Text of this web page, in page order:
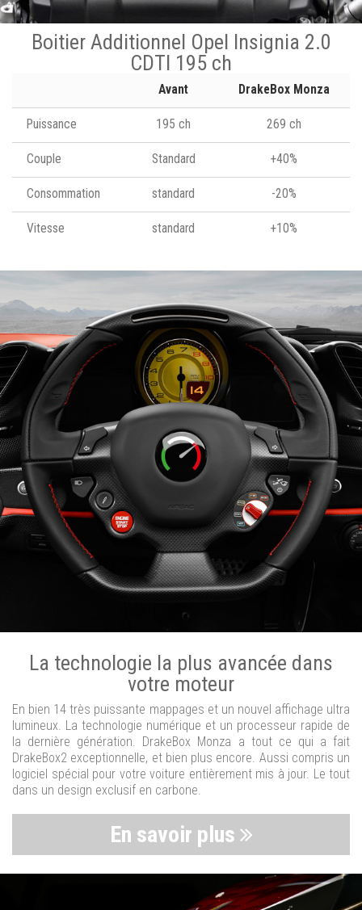
Boitier Additionnel Opel Insignia 2.0
CDTI 195 ch
Avant DrakeBox Monza
Puissance 195 ch 269 ch
Couple Standard +40%
Consommation standard -20%
Vitesse standard +10%
La technologie la plus avancée dans
votre moteur
En bien 14 très puissante mappages et un nouvel affichage ultra
lumineux. La technologie numérique et un processeur rapide de
la dernière génération. DrakeBox Monza a tout ce qui a fait
DrakeBox2 exceptionnelle, et bien plus encore. Aussi compris un
logiciel spécial pour votre voiture entièrement mis à jour. Le tout
dans un design exclusif en carbone.
En savoir plus